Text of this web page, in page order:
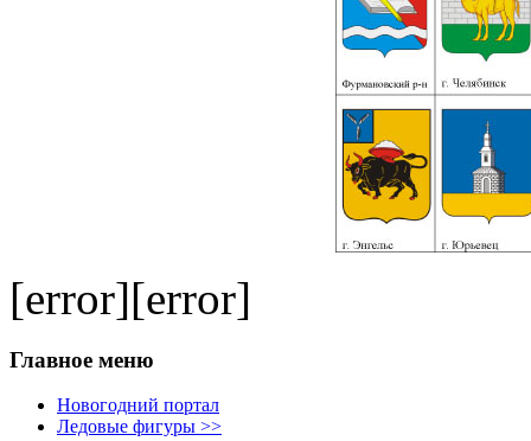
[error][error]
Главное меню
Новогодний портал
Ледовые фигуры >>